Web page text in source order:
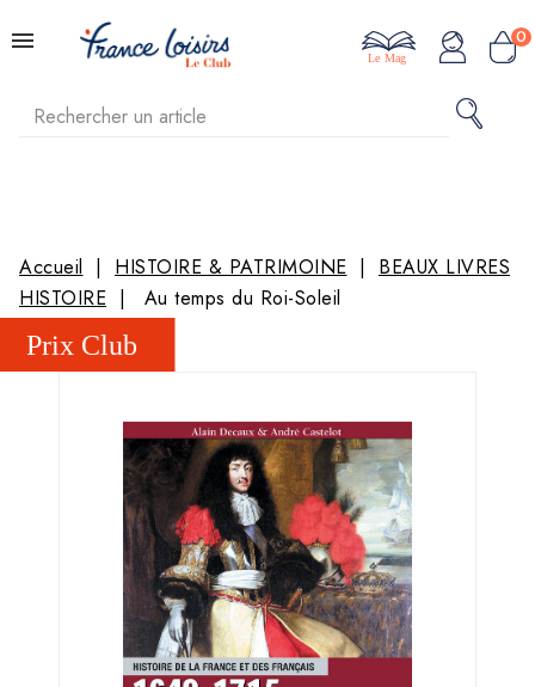
0
Le Mag
Accueil HISTOIRE & PATRIMOINE
BEAUX LIVRES
HISTOIRE
Au temps du Roi-Soleil